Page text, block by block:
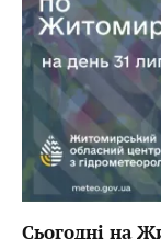
Сьогодні на